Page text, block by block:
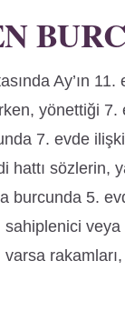
Ay’ın
yönettiği
7. evde
sözlerin,
burcunda 5.
veya
varsa